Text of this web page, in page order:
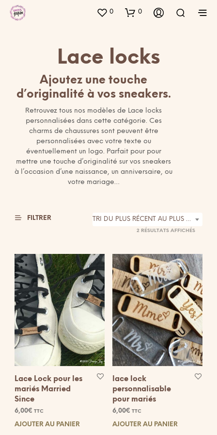
0 0
Lace locks
Ajoutez une touche
d’originalité à vos sneakers.
Retrouvez tous nos modèles de Lace locks
personnalisées dans cette catégorie. Ces
charms de chaussures sont peuvent être
personnalisées avec votre texte ou
éventuellement un logo. Parfait pour pour
mettre une touche d’originalité sur vos sneakers
à l’occasion d’une naissance, un anniversaire, ou
votre mariage…
FILTRER TRI DU PLUS RÉCENT AU PLUS ANCIEN
2 RÉSULTATS AFFICHÉSTRIÉ
PLUS
RÉCENT
AU
PLUS
ANCIEN
Lace Lock pour les
mariés Married
Since
6,00€ TTC
AJOUTER AU PANIER
lace lock
personnalisable
pour mariés
6,00€ TTC
AJOUTER AU PANIER